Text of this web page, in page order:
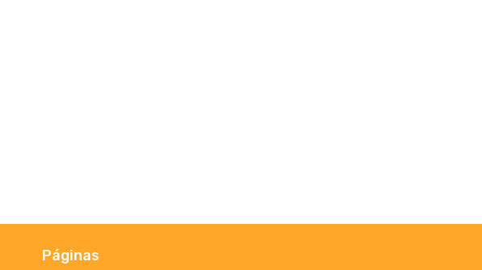
Páginas